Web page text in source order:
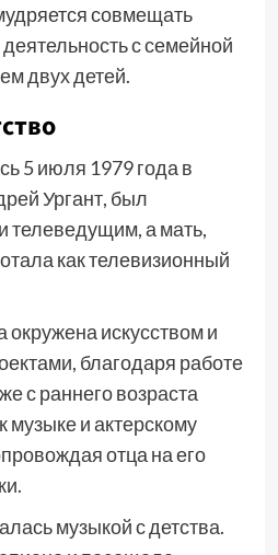
совмещать
с семейной
двух детей.
5 июля 1979 года в
Ургант, был
телеведущим, а мать,
как телевизионный
искусством и
благодаря работе
с раннего возраста
музыке и актерскому
отца на его
музыкой с детства.